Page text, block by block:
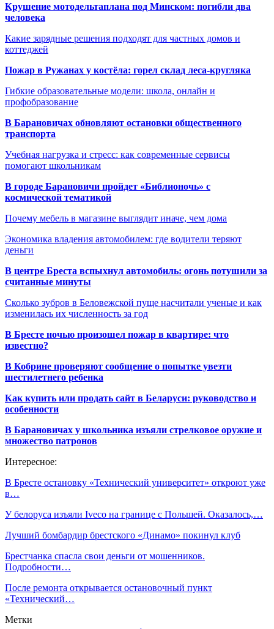
Крушение мотодельтаплана под Минском: погибли два
человека
Какие зарядные решения подходят для частных домов и
коттеджей
Пожар в Ружанах у костёла: горел склад леса-кругляка
Гибкие образовательные модели: школа, онлайн и
профобразование
В Барановичах обновляют остановки общественного
транспорта
Учебная нагрузка и стресс: как современные сервисы
помогают школьникам
В городе Барановичи пройдет «Библионочь» с
космической тематикой
Почему мебель в магазине выглядит иначе, чем дома
Экономика владения автомобилем: где водители теряют
деньги
В центре Бреста вспыхнул автомобиль: огонь потушили за
считанные минуты
Сколько зубров в Беловежской пуще насчитали ученые и как
изменилась их численность за год
В Бресте ночью произошел пожар в квартире: что
известно?
В Кобрине проверяют сообщение о попытке увезти
шестилетнего ребенка
Как купить или продать сайт в Беларуси: руководство и
особенности
В Барановичах у школьника изъяли стрелковое оружие и
множество патронов
Интересное:
В Бресте остановку «Технический университет» откроют уже
в…
У белоруса изъяли Iveco на границе с Польшей. Оказалось,…
Лучший бомбардир брестского «Динамо» покинул клуб
Брестчанка спасла свои деньги от мошенников.
Подробности…
После ремонта открывается остановочный пункт
«Технический…
Метки